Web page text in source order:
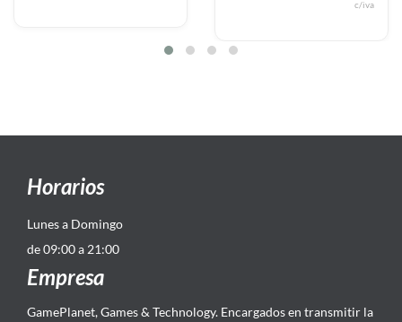
c/iva
Horarios
Lunes a Domingo
de 09:00 a 21:00
Empresa
GamePlanet, Games & Technology. Encargados en transmitir la